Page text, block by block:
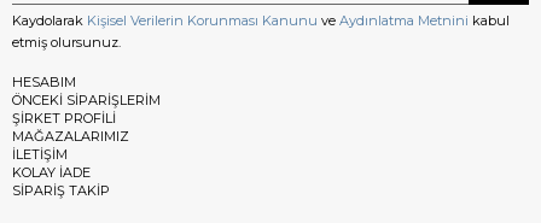
Kaydolarak Kişisel Verilerin Korunması Kanunu ve Aydınlatma Metnini kabul
etmiş olursunuz.
HESABIM
ÖNCEKİ SİPARİŞLERİM
ŞİRKET PROFİLİ
MAĞAZALARIMIZ
İLETİŞİM
KOLAY İADE
SİPARİŞ TAKİP